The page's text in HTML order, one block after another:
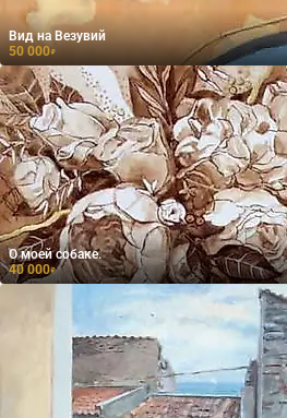
Вид на Везувий
50 000₽
О моей собаке.
40 000₽